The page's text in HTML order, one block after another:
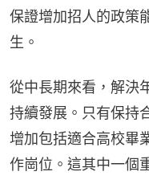
保證增加招人的政策
生。
從中長期來看，解決
持續發展。只有保持
增加包括適合高校畢
作崗位。這其中一個